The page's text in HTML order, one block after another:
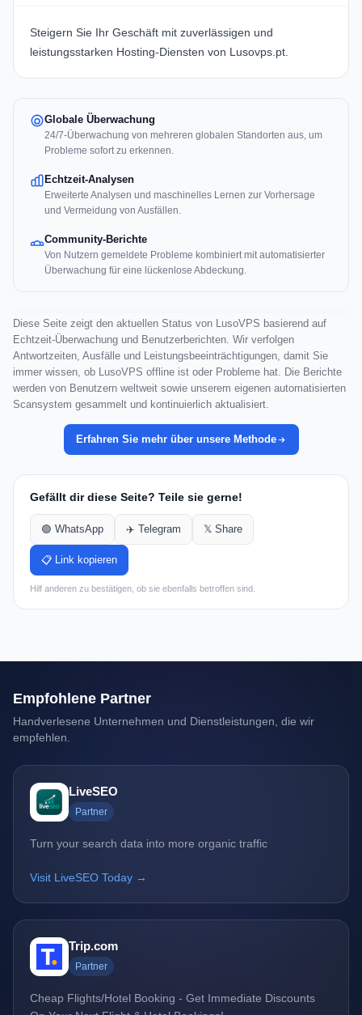
Steigern Sie Ihr Geschäft mit zuverlässigen und
leistungsstarken Hosting-Diensten von Lusovps.pt.
Globale Überwachung
24/7-Überwachung von mehreren globalen Standorten aus, um
Probleme sofort zu erkennen.
Echtzeit-Analysen
Erweiterte Analysen und maschinelles Lernen zur Vorhersage
und Vermeidung von Ausfällen.
Community-Berichte
Von Nutzern gemeldete Probleme kombiniert mit automatisierter
Überwachung für eine lückenlose Abdeckung.
Diese Seite zeigt den aktuellen Status von LusoVPS basierend auf
Echtzeit-Überwachung und Benutzerberichten. Wir verfolgen
Antwortzeiten, Ausfälle und Leistungsbeeinträchtigungen, damit Sie
immer wissen, ob LusoVPS offline ist oder Probleme hat. Die Berichte
werden von Benutzern weltweit sowie unserem eigenen automatisierten
Scansystem gesammelt und kontinuierlich aktualisiert.
Erfahren Sie mehr über unsere Methode
Gefällt dir diese Seite? Teile sie gerne!
🟢 WhatsApp ✈️ Telegram 𝕏 Share
📋 Link kopieren
Hilf anderen zu bestätigen, ob sie ebenfalls betroffen sind.
Empfohlene Partner
Handverlesene Unternehmen und Dienstleistungen, die wir
empfehlen.
LiveSEO
Partner
Turn your search data into more organic traffic
Visit LiveSEO Today →
Trip.com
Partner
Cheap Flights/Hotel Booking - Get Immediate Discounts